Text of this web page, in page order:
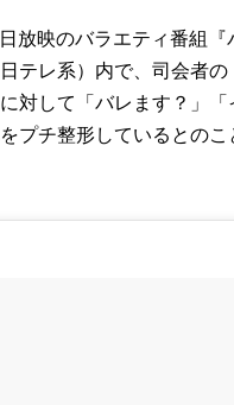
放映のバラエティ番組『
テレ系）内で、司会者の
対して「バレます？」「
プチ整形しているとのこ